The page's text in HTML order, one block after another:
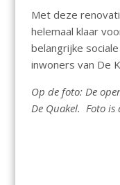
Met deze
helemaal klaar
belangrijke
inwoners van De
Op de foto: De
De Quakel. Foto is